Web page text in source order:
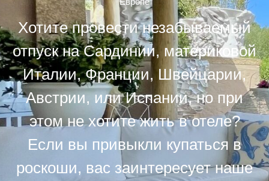
Хотите провести незабываемый
отпуск на Сардинии, материковой
Италии, Франции, Швейцарии,
Австрии, или Испании, но при
этом не хотите жить в отеле?
Если вы привыкли купаться в
роскоши, вас заинтересует наше